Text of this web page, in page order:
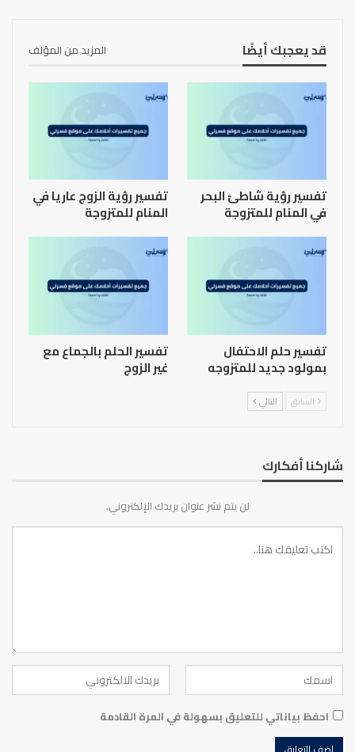
قد يعجبك أيضًا المزيد من المؤلف
تفسير رؤية شاطئ البحر
في المنام للمتزوجة
تفسير رؤية الزوج عاريا في
المنام للمتزوجة
تفسير حلم الاحتفال
بمولود جديد للمتزوجه
تفسير الحلم بالجماع مع
غير الزوج
السابق التالي
شاركنا أفكارك
لن يتم نشر عنوان بريدك الإلكتروني.
احفظ بياناتي للتعليق بسهولة في المرة القادمة